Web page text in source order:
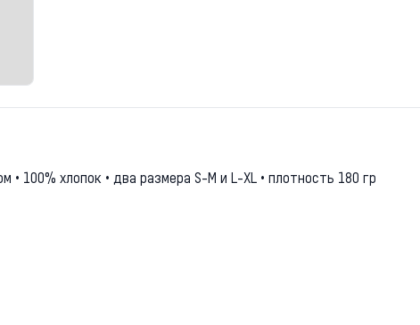
100% хлопок • два размера S-M и L-XL • плотность 180 гр